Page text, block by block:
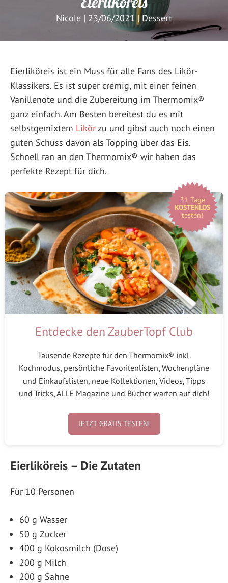
Nicole | 23/06/2021 |Dessert
Eierliköreis ist ein Muss für alle Fans des Likör-
Klassikers. Es ist super cremig, mit einer feinen
Vanillenote und die Zubereitung im Thermomix®
ganz einfach. Am Besten bereitest du es mit
selbstgemixtem Likörzu und gibst auch noch einen
guten Schuss davon als Topping über das Eis.
Schnell ran an den Thermomix® wir haben das
perfekte Rezept für dich.
31 Tage
KOSTENLOS
testen!
Entdecke den ZauberTopf Club
Tausende Rezepte für den Thermomix® inkl.
Kochmodus, persönliche Favoritenlisten, Wochenpläne
und Einkaufslisten, neue Kollektionen, Videos, Tipps
und Tricks, ALLE Magazine und Bücher warten auf dich!
JETZT GRATIS TESTEN!
Eierliköreis – Die Zutaten
Für 10 Personen
60 g Wasser
50 g Zucker
400 g Kokosmilch (Dose)
200 g Milch
200 g Sahne